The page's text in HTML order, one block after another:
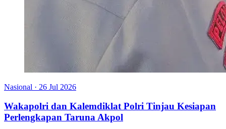
Nasional · 26 Jul 2026
Wakapolri dan Kalemdiklat Polri Tinjau Kesiapan
Perlengkapan Taruna Akpol